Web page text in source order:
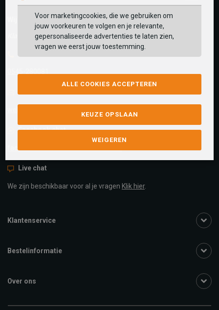
Wij helpen je graag!
Klantenservice geopend tot 17:00
Facebook chat
facebook.com/SchuurmanSchoenen
Live chat
We zijn beschikbaar voor al je vragen Klik hier.
Klantenservice
Bestelinformatie
Over ons
Voor marketingcookies, die we gebruiken om
jouw voorkeuren te volgen en je relevante,
gepersonaliseerde advertenties te laten zien,
vragen we eerst jouw toestemming.
ALLE COOKIES ACCEPTEREN
KEUZE OPSLAAN
WEIGEREN